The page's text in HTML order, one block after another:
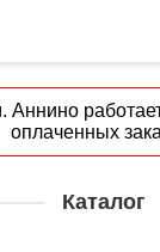
Аннино
оплаченных
Каталог